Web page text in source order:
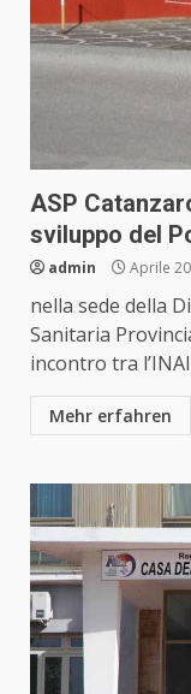
ASP
sviluppo del
admin Aprile
nella sede della
Sanitaria
incontro tra
Mehr erfahren